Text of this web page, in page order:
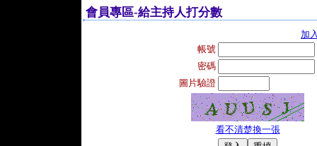
會員專區-給主持人打分數
加
帳號
密碼
圖片驗證
看不清楚換一張